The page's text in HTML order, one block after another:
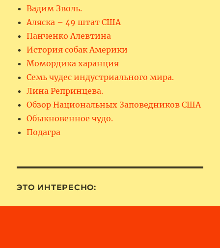
Вадим Зволь.
Аляска – 49 штат США
Панченко Алевтина
История собак Америки
Момордика харанция
Семь чудес индустриального мира.
Лина Репринцева.
Обзор Национальных Заповедников США
Обыкновенное чудо.
Подагра
ЭТО ИНТЕРЕСНО: